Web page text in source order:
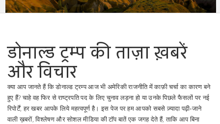
डोनाल्ड ट्रम्प की ताज़ा ख़बरें
और विचार
क्या आप जानते हैं कि डोनाल्ड ट्रम्प आज भी अमेरिकी राजनीति में काफ़ी चर्चा का कारण बने
हुए हैं? चाहे वह फिर से राष्ट्रपति पद के लिए चुनाव लड़ना हो या उनके पिछले फैसलों पर नई
रिपोर्टें, हर खबर आपके लिये महत्वपूर्ण है। इस पेज पर हम आपको सबसे ज़्यादा पढ़ी‑जाने
वाली ख़बरों, विश्लेषण और सोशल मीडिया की टॉप बातें एक जगह देते हैं, ताकि आप बिना